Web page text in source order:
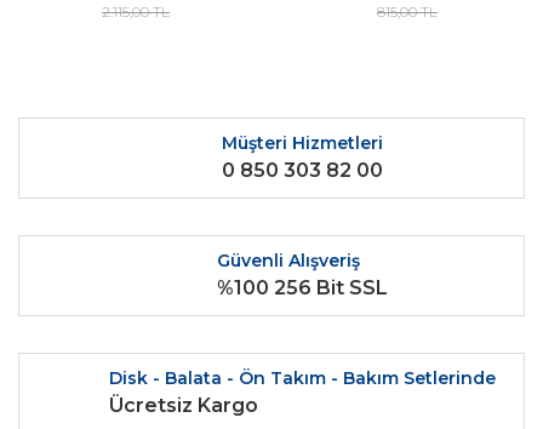
2.115,00 TL 815,00 TL
Müşteri Hizmetleri
0 850 303 82 00
Güvenli Alışveriş
%100 256 Bit SSL
Disk - Balata - Ön Takım - Bakım Setlerinde
Ücretsiz Kargo